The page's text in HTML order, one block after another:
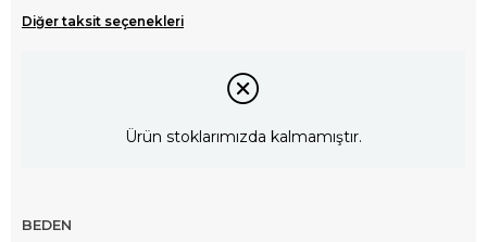
Diğer taksit seçenekleri
Ürün stoklarımızda kalmamıştır.
BEDEN